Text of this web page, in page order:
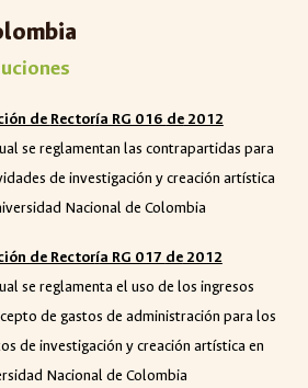
de Rectoría RG 016 de2012
se reglamentan las contrapartidas para
de investigación y creación artística
Nacional de Colombia
de Rectoría RG 017 de2012
se reglamenta el uso de los ingresos
de gastos de administración para los
de investigación y creación artística en
Nacional de Colombia